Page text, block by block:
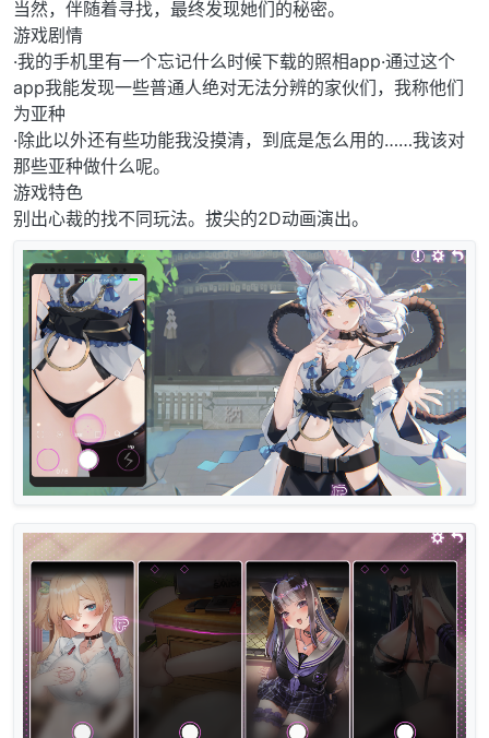
当然，伴随着寻找，最终发现她们的秘密。
游戏剧情
·我的手机里有一个忘记什么时候下载的照相app·通过这个
app我能发现一些普通人绝对无法分辨的家伙们，我称他们
为亚种
·除此以外还有些功能我没摸清，到底是怎么用的……我该对
那些亚种做什么呢。
游戏特色
别出心裁的找不同玩法。拔尖的2D动画演出。